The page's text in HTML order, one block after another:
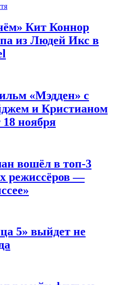
Кит Коннор
из Людей Икс в
«Мэдден» с
и Кристианом
ноября
вошёл в топ-3
режиссёров —
5» выйдет не